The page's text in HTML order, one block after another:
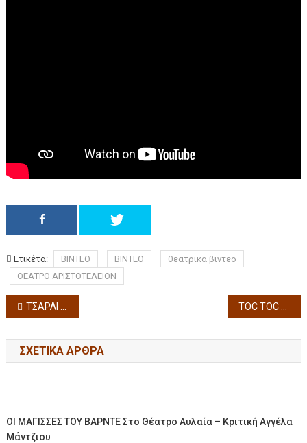
Ετικέτα: BINTEO ΒΙΝΤΕΟ
θεατρικα βιντεο
ΘΕΑΤΡΟ ΑΡΙΣΤΟΤΕΛΕΙΟΝ
ΤΣΑΡΛΙ – ΘΑΝΑΣΗΣ ΤΣΑΛΤΑΜΠΑΣΗΣ – ΠΡΕΜΙΕΡΑ
ΣΧΕΤΙΚΆ ΆΡΘΡΑ
ΟΙ ΜΑΓΙΣΣΕΣ ΤΟΥ ΒΑΡΝΤΕ Στο Θέατρο Αυλαία – Κριτική Αγγέλα
Μάντζιου